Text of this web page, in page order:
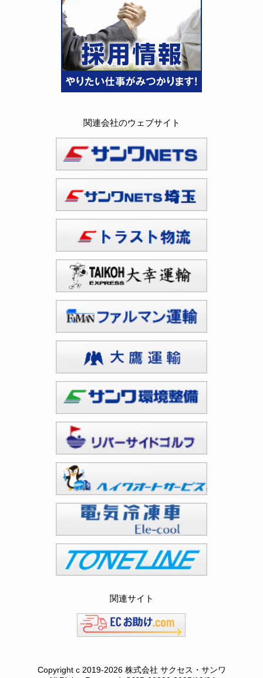
関連会社のウェブサイト
関連サイト
Copyright c 2019-2026 株式会社 サクセス・サンワ